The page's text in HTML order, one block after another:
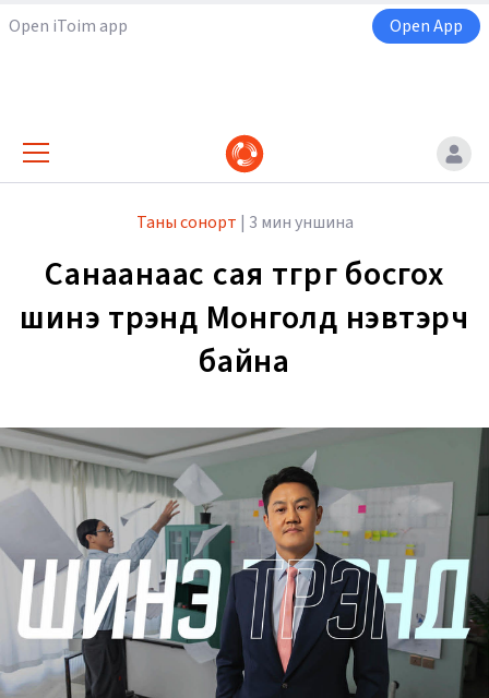
Open iToim app Open App
Таны сонорт | 3 мин уншина
Санаанаас сая төгрөг босгох
шинэ трэнд Монголд нэвтэрч
байна